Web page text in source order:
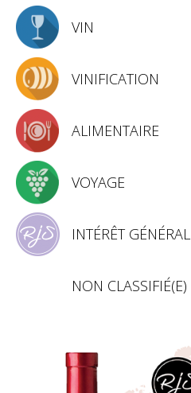
VIN
VINIFICATION
ALIMENTAIRE
VOYAGE
INTÉRÊT GÉNÉRAL
NON CLASSIFIÉ(E)